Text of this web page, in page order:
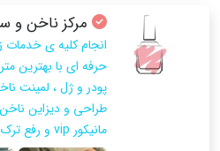
مرکز ناخن و
انجام کلیه ی
حرفه ای با بهترین
پودر و ژل ، لمینت
طراحی و دیزاین ناخن
مانیکور vip و رفع ترک ...